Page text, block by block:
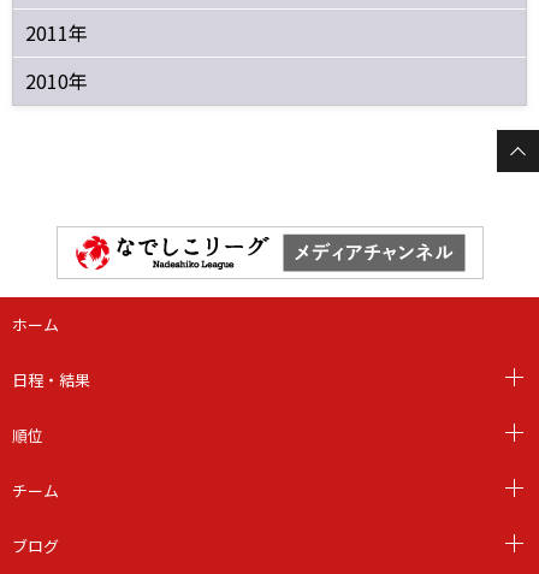
2011年
2010年
ホーム
日程・結果
順位
チーム
ブログ